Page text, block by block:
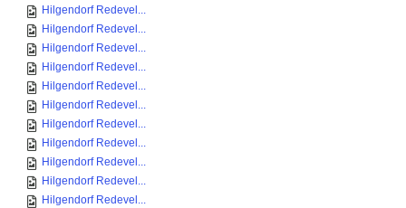
Hilgendorf Redevel...
Hilgendorf Redevel...
Hilgendorf Redevel...
Hilgendorf Redevel...
Hilgendorf Redevel...
Hilgendorf Redevel...
Hilgendorf Redevel...
Hilgendorf Redevel...
Hilgendorf Redevel...
Hilgendorf Redevel...
Hilgendorf Redevel...